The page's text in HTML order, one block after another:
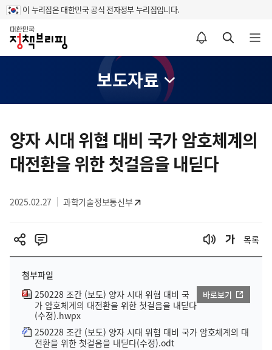
이 누리집은 대한민국 공식 전자정부 누리집입니다.
홈
알림설정 바로가기 검색 바로가기 메뉴 열기
보도자료
텐
츠
영
양자 시대 위협 대비 국가 암호체계의
대전환을 위한 첫걸음을 내딛다
2025.02.27 과학기술정보통신부
목록
첨부파일
250228 조간 (보도) 양자 시대 위협 대비 국
가 암호체계의 대전환을 위한 첫걸음을 내딛다
(수정).hwpx
바로보기
250228 조간 (보도) 양자 시대 위협 대비 국가 암호체계의 대
전환을 위한 첫걸음을 내딛다(수정).odt